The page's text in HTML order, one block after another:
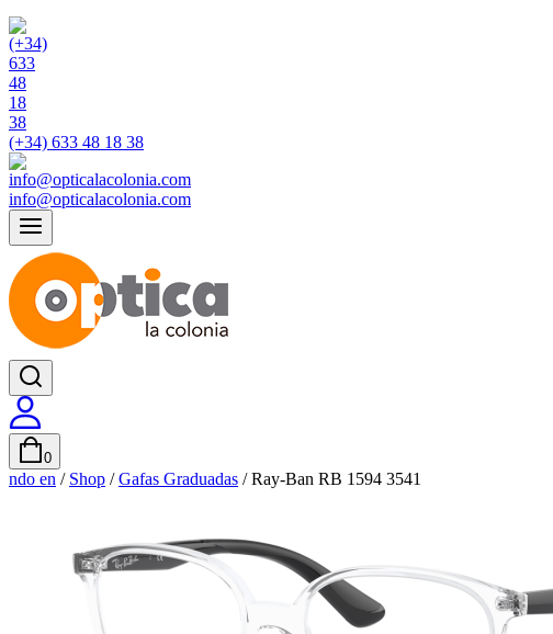
(+34) 633 48 18 38
info@opticalacolonia.com
0
ndo en / Shop / Gafas Graduadas / Ray-Ban RB 1594 3541